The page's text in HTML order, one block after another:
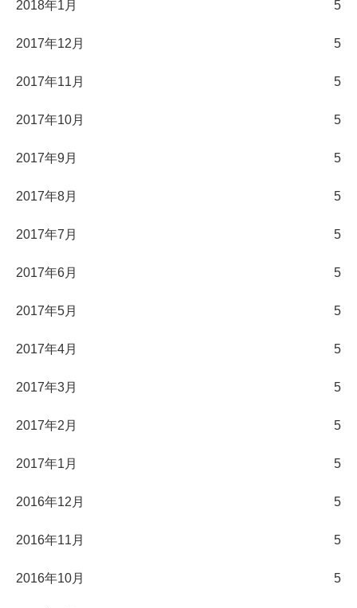
2018年1月 5
2017年12月 5
2017年11月 5
2017年10月 5
2017年9月 5
2017年8月 5
2017年7月 5
2017年6月 5
2017年5月 5
2017年4月 5
2017年3月 5
2017年2月 5
2017年1月 5
2016年12月 5
2016年11月 5
2016年10月 5